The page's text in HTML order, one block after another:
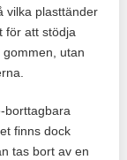
vilka plasttänder
för att stödja
utan
borttagbara
finns dock
tas bort av en